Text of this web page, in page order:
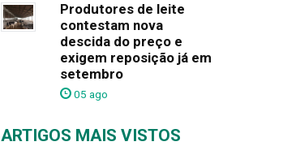
Produtores de leite
contestam nova
descida do preço e
exigem reposição já em
setembro
05 ago
ARTIGOS MAIS VISTOS